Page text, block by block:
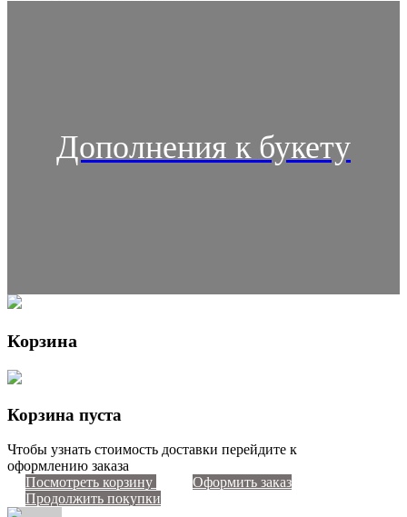
Дополнения к букету
Корзина
Корзина пуста
Чтобы узнать стоимость доставки перейдите к
оформлению заказа
Посмотреть корзину
Оформить заказ
Продолжить покупки